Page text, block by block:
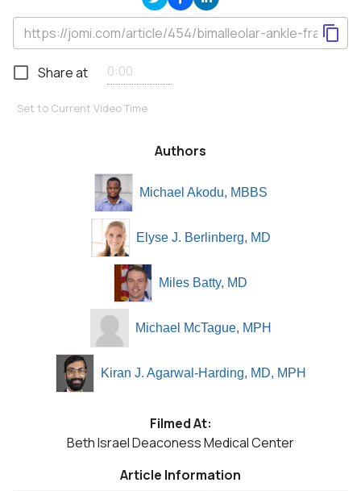
Share at
Set to Current Video Time
Authors
Michael Akodu, MBBS
Elyse J. Berlinberg, MD
Miles Batty, MD
Michael McTague, MPH
Kiran J. Agarwal-Harding, MD, MPH
Filmed At:
Beth Israel Deaconess Medical Center
Article Information